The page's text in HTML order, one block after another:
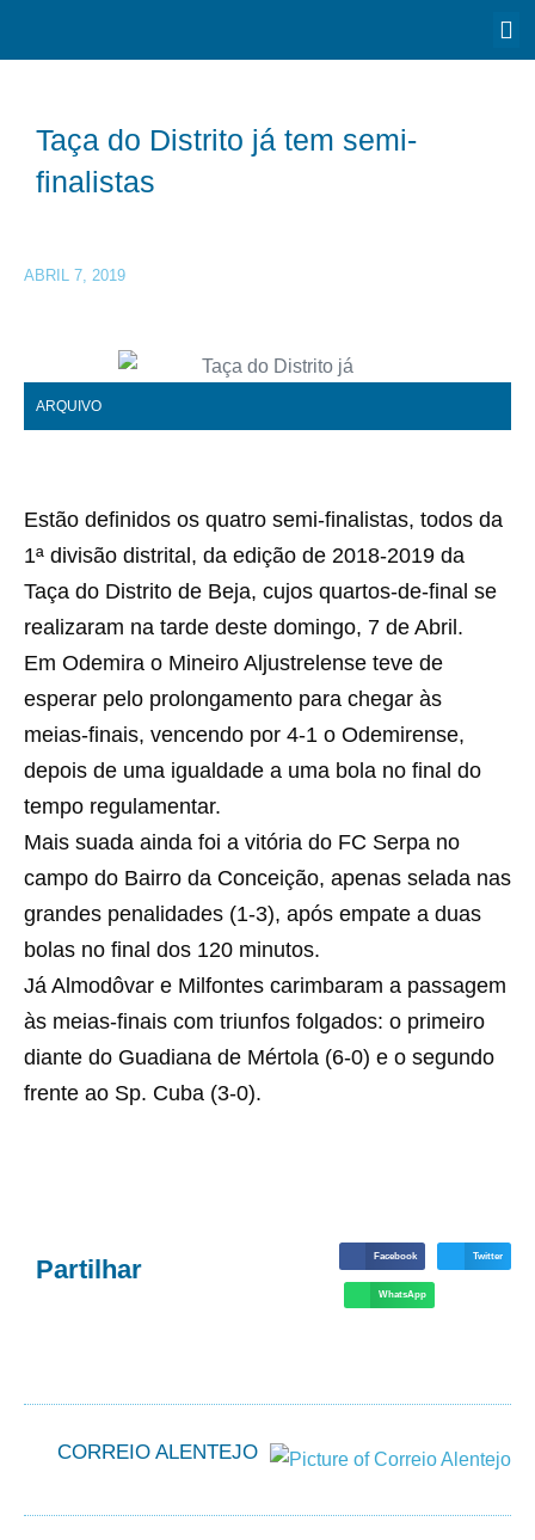
Taça do Distrito já tem semi-
finalistas
ABRIL 7, 2019
ARQUIVO
Estão definidos os quatro semi-finalistas, todos da
1ª divisão distrital, da edição de 2018-2019 da
Taça do Distrito de Beja, cujos quartos-de-final se
realizaram na tarde deste domingo, 7 de Abril.
Em Odemira o Mineiro Aljustrelense teve de
esperar pelo prolongamento para chegar às
meias-finais, vencendo por 4-1 o Odemirense,
depois de uma igualdade a uma bola no final do
tempo regulamentar.
Mais suada ainda foi a vitória do FC Serpa no
campo do Bairro da Conceição, apenas selada nas
grandes penalidades (1-3), após empate a duas
bolas no final dos 120 minutos.
Já Almodôvar e Milfontes carimbaram a passagem
às meias-finais com triunfos folgados: o primeiro
diante do Guadiana de Mértola (6-0) e o segundo
frente ao Sp. Cuba (3-0).
Partilhar Facebook Twitter
WhatsApp
CORREIO ALENTEJO